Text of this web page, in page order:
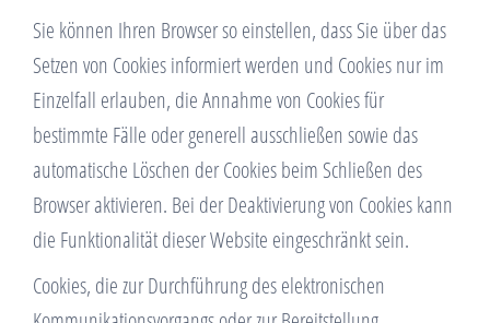
Sie können Ihren Browser so einstellen, dass Sie über das
Setzen von Cookies informiert werden und Cookies nur im
Einzelfall erlauben, die Annahme von Cookies für
bestimmte Fälle oder generell ausschließen sowie das
automatische Löschen der Cookies beim Schließen des
Browser aktivieren. Bei der Deaktivierung von Cookies kann
die Funktionalität dieser Website eingeschränkt sein.
Cookies, die zur Durchführung des elektronischen